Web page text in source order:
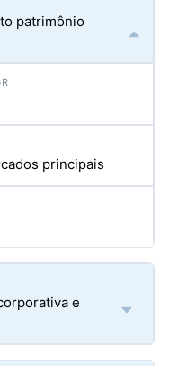
patrimônio
principais
e